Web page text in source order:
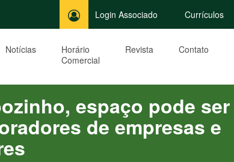
Login Associado Currículos
Notícias
Horário
Comercial
Revista Contato
espaço pode ser
de empresas e